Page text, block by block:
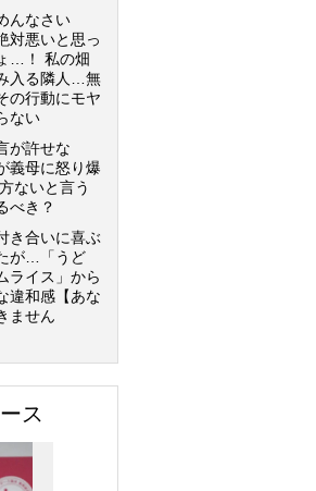
んなさい
対悪いと思っ
…！ 私の畑
入る隣人…無
の行動にモヤ
ない
が許せな
義母に怒り爆
ないと言う
べき？
き合いに喜ぶ
が…「うど
ライス」から
違和感【あな
ません
ス